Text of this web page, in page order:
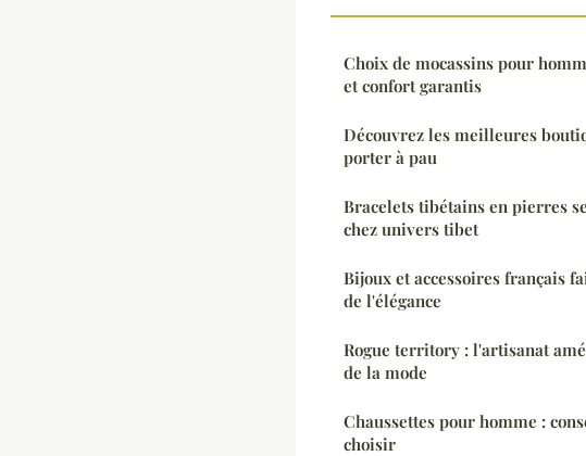
Choix de mocassins pour
et confort garantis
Découvrez les meilleures
porter à pau
Bracelets tibétains en pierres
chez univers tibet
Bijoux et accessoires français
de l'élégance
Rogue territory : l'artisanat
de la mode
Chaussettes pour homme :
choisir